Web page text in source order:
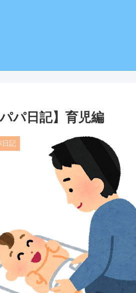
パパ日記】育児編
日記